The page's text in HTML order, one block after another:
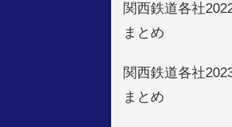
関西鉄道各社
まとめ
関西鉄道各社
まとめ